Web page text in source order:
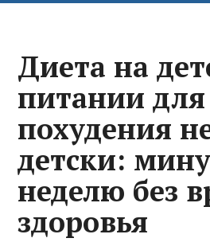
Диета на
питании для
похудения
детски:
неделю без
здоровья